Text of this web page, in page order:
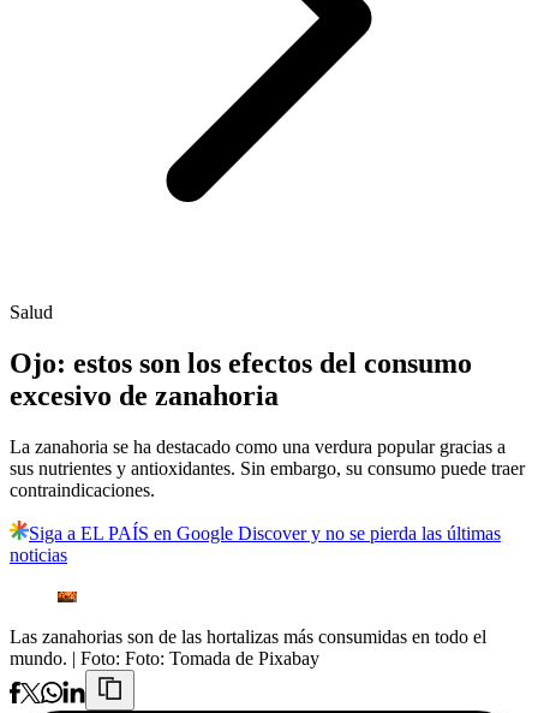
Salud
Ojo: estos son los efectos del consumo
excesivo de zanahoria
La zanahoria se ha destacado como una verdura popular gracias a
sus nutrientes y antioxidantes. Sin embargo, su consumo puede traer
contraindicaciones.
Siga a EL PAÍS en Google Discover y no se pierda las últimas
noticias
Las zanahorias son de las hortalizas más consumidas en todo el
mundo. | Foto: Foto: Tomada de Pixabay